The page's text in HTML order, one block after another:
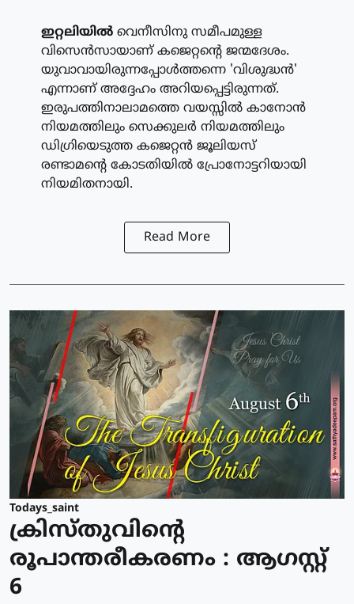
ഇറ്റലിയില്‍ വെനീസിനു സമീപമുള്ള
വിസെന്‍സായാണ് കജെറ്റന്റെ ജന്മദേശം.
യുവാവായിരുന്നപ്പോള്‍ത്തന്നെ 'വിശുദ്ധന്‍'
എന്നാണ് അദ്ദേഹം അറിയപ്പെട്ടിരുന്നത്.
ഇരുപത്തിനാലാമത്തെ വയസ്സില്‍ കാനോന്‍
നിയമത്തിലും സെക്കുലര്‍ നിയമത്തിലും
ഡിഗ്രിയെടുത്ത കജെറ്റന്‍ ജൂലിയസ്
രണ്ടാമന്റെ കോടതിയില്‍ പ്രോനോട്ടറിയായി
നിയമിതനായി.
Read More
Todays_saint
ക്രിസ്തുവിന്റെ
രൂപാന്തരീകരണം : ആഗസ്റ്റ്
6